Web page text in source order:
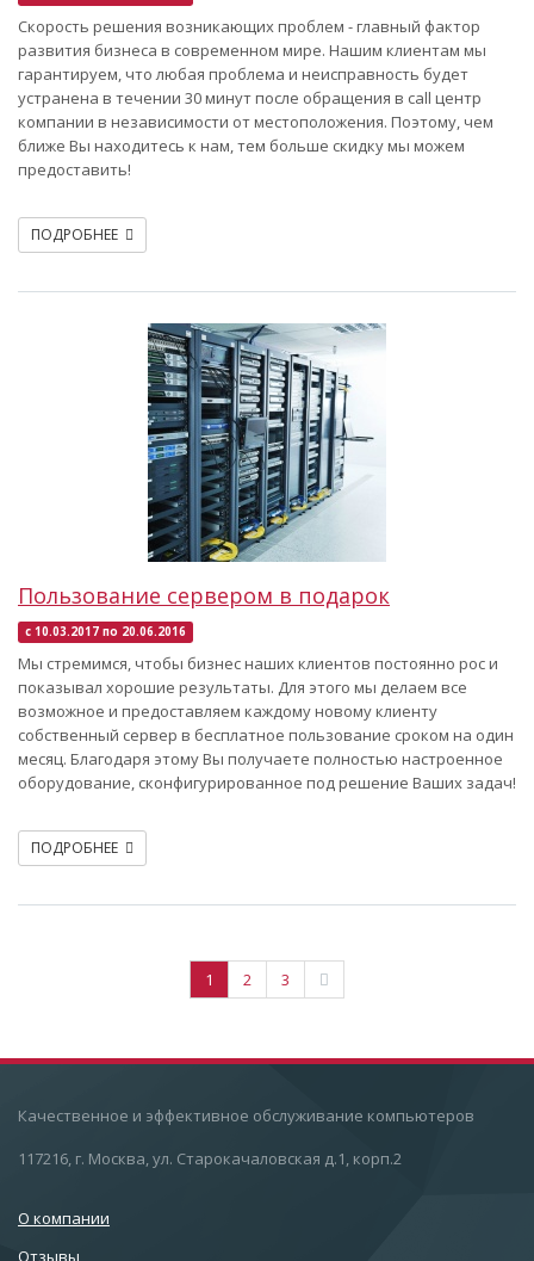
Скорость решения возникающих проблем - главный фактор
развития бизнеса в современном мире. Нашим клиентам мы
гарантируем, что любая проблема и неисправность будет
устранена в течении 30 минут после обращения в call центр
компании в независимости от местоположения. Поэтому, чем
ближе Вы находитесь к нам, тем больше скидку мы можем
предоставить!
ПОДРОБНЕЕ
Пользование сервером в подарок
с 10.03.2017 по 20.06.2016
Мы стремимся, чтобы бизнес наших клиентов постоянно рос и
показывал хорошие результаты. Для этого мы делаем все
возможное и предоставляем каждому новому клиенту
собственный сервер в бесплатное пользование сроком на один
месяц. Благодаря этому Вы получаете полностью настроенное
оборудование, сконфигурированное под решение Ваших задач!
ПОДРОБНЕЕ
1 2 3
Качественное и эффективное обслуживание компьютеров
117216, г. Москва, ул. Старокачаловская д.1, корп.2
О компании
Отзывы